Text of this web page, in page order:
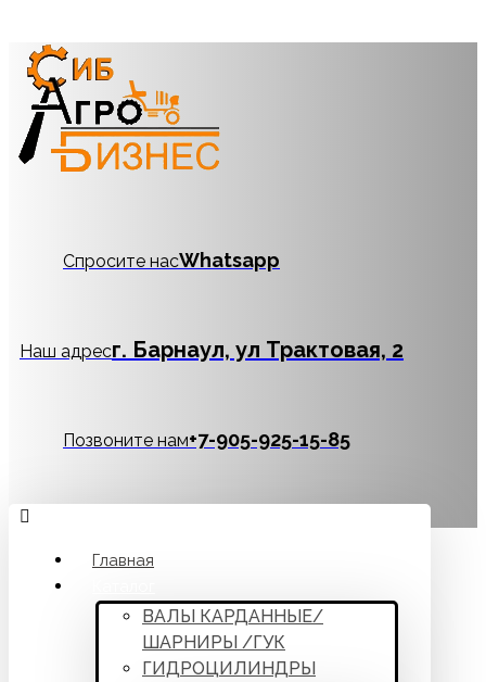
Спросите насWhatsapp
Наш адресг. Барнаул, ул Трактовая, 2
Позвоните нам‪+7-905-925-15-85
Главная
ВАЛЫ КАРДАННЫЕ/
ШАРНИРЫ /ГУК
ГИДРОЦИЛИНДРЫ